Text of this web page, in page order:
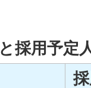
採用予定